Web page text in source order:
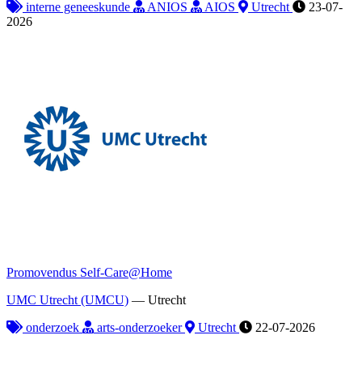
interne geneeskunde
ANIOS AIOS Utrecht
23-07-
2026
Promovendus Self-Care@Home
UMC Utrecht (UMCU) — Utrecht
onderzoek
arts-onderzoeker Utrecht 22-07-2026